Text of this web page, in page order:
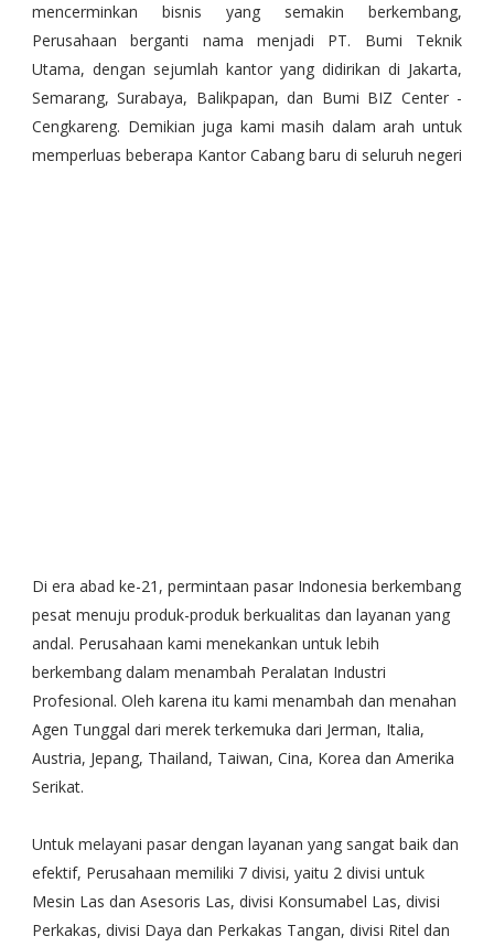
mencerminkan bisnis yang semakin berkembang,
Perusahaan berganti nama menjadi PT. Bumi Teknik
Utama, dengan sejumlah kantor yang didirikan di Jakarta,
Semarang, Surabaya, Balikpapan, dan Bumi BIZ Center -
Cengkareng. Demikian juga kami masih dalam arah untuk
memperluas beberapa Kantor Cabang baru di seluruh negeri
Di era abad ke-21, permintaan pasar Indonesia berkembang
pesat menuju produk-produk berkualitas dan layanan yang
andal. Perusahaan kami menekankan untuk lebih
berkembang dalam menambah Peralatan Industri
Profesional. Oleh karena itu kami menambah dan menahan
Agen Tunggal dari merek terkemuka dari Jerman, Italia,
Austria, Jepang, Thailand, Taiwan, Cina, Korea dan Amerika
Serikat.
Untuk melayani pasar dengan layanan yang sangat baik dan
efektif, Perusahaan memiliki 7 divisi, yaitu 2 divisi untuk
Mesin Las dan Asesoris Las, divisi Konsumabel Las, divisi
Perkakas, divisi Daya dan Perkakas Tangan, divisi Ritel dan